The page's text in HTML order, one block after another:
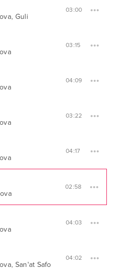
, Guli
03:00
03:15
04:09
03:22
04:17
02:58
04:03
, San'at Safo
04:02